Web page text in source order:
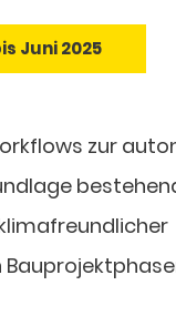
Juni 2025
zur